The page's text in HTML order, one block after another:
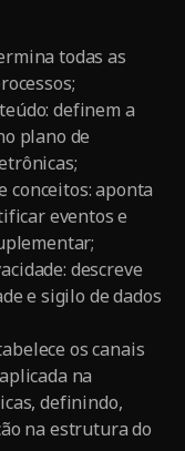
todas as
definem a
plano de
conceitos: aponta
eventos e
descreve
e sigilo de dados
os canais
na
definindo,
na estrutura do